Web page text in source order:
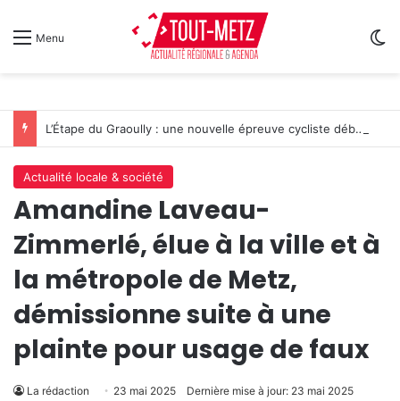
Menu
L’Étape du Graoully : une nouvelle épreuve cycliste débarque à Metz
Actualité locale & société
Amandine Laveau-
Zimmerlé, élue à la ville et à
la métropole de Metz,
démissionne suite à une
plainte pour usage de faux
La rédaction 23 mai 2025 Dernière mise à jour: 23 mai 2025